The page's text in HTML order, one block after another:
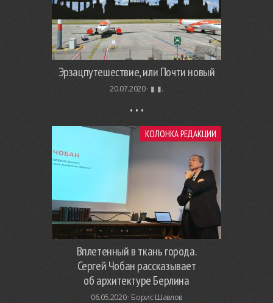
Эрзацпутешествие, или Почти новый
20.07.2020 · ▮. ▮.
КОЛОНКА РЕДАКЦИИ
Вплетенный в ткань города.
Сергей Чобан рассказывает
об архитектуре Берлина
06.05.2020 · Борис Шавлов